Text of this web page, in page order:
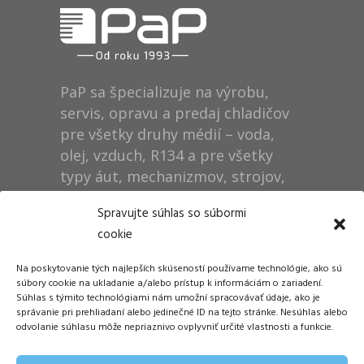
Spravujte súhlas so súbormi
cookie
Na poskytovanie tých najlepších skúseností používame technológie, ako sú
súbory cookie na ukladanie a/alebo prístup k informáciám o zariadení.
Súhlas s týmito technológiami nám umožní spracovávať údaje, ako je
správanie pri prehliadaní alebo jedinečné ID na tejto stránke. Nesúhlas alebo
odvolanie súhlasu môže nepriaznivo ovplyvniť určité vlastnosti a funkcie.
PaP sa špecializuje na výrobu,
servis, opravu a predaj chladičov
pre všetky druhy médií – voda,
olej, vzduch, R134 a pre všetky
typy áut, mechanizmov, strojov,
technológií, rušňov…
Dušan Pytel P a P
ŠM Stráže
058 01 Poprad
Tel.: +421 905 311 248